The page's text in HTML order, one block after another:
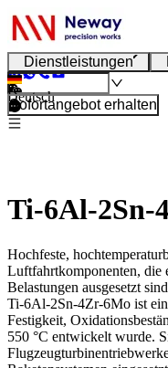
Dienstleistungen
Deutsch
Sofortangebot erhalten
Ti-6Al-2Sn-
Hochfeste,
Luftfahrtkomponenten, die
Belastungen ausgesetzt
Ti-6Al-2Sn-4Zr-6Mo ist
Festigkeit,
550 °C entwickelt wurde.